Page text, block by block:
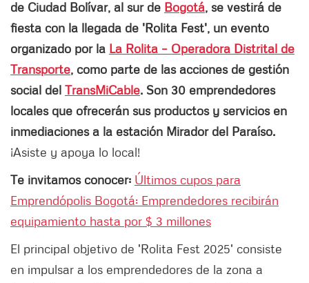
de Ciudad Bolívar, al sur de Bogotá, se vestirá de
fiesta con la llegada de 'Rolita Fest', un evento
organizado por la La Rolita – Operadora Distrital de
Transporte, como parte de las acciones de gestión
social del TransMiCable. Son 30 emprendedores
locales que ofrecerán sus productos y servicios en
inmediaciones a la estación Mirador del Paraíso.
¡Asiste y apoya lo local!
Te invitamos conocer: Últimos cupos para
Emprendópolis Bogotá: Emprendedores recibirán
equipamiento hasta por $ 3 millones
El principal objetivo de 'Rolita Fest 2025' consiste
en impulsar a los emprendedores de la zona a